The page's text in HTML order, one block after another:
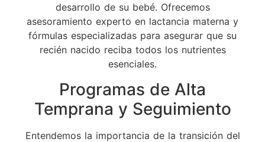
desarrollo de su bebé. Ofrecemos
asesoramiento experto en lactancia materna y
fórmulas especializadas para asegurar que su
recién nacido reciba todos los nutrientes
esenciales.
Programas de Alta
Temprana y Seguimiento
Entendemos la importancia de la transición del